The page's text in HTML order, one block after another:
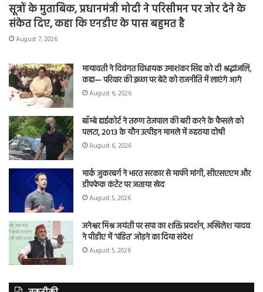
सूत्रों के मुताबिक, प्रधानमंत्री मोदी ने परिसीमन पर जोर देने के
संकेत दिए, कहा कि एनडीए के पास बहुमत है
August 7, 2026
मायावती ने दिवंगत विधायक उमाशंकर सिंह को दी श्रद्धांजलि,
कहा— परिवार की इच्छा पर बेटे को राजनीति में लाएंगे आगे
August 6, 2026
बॉम्बे हाईकोर्ट ने तरुण तेजपाल की बरी करने के फैसले को
पलटा, 2013 के यौन उत्पीड़न मामले में ठहराया दोषी
August 6, 2026
मार्क जुकरबर्ग ने भारत सरकार से माफी मांगी, सीएसएएम और
डीपफेक कंटेंट पर जताया खेद
August 5, 2026
जनेश्वर मिश्र जयंती पर सपा का शक्ति प्रदर्शन, अखिलेश यादव
ने पीडीए में ‘पंडित’ जोड़ने का दिया संदेश
August 5, 2026